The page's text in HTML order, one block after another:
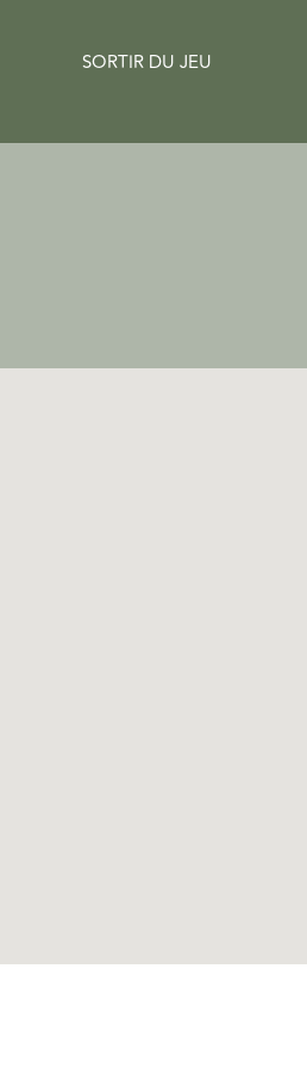
SORTIR DU JEU